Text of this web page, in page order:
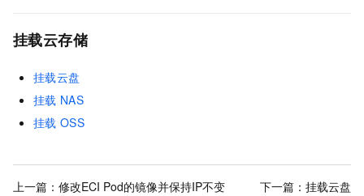
挂载云存储
挂载云盘
挂载 NAS
挂载 OSS
上一篇： 修改ECI Pod的镜像并保持IP不变 下一篇： 挂载云盘